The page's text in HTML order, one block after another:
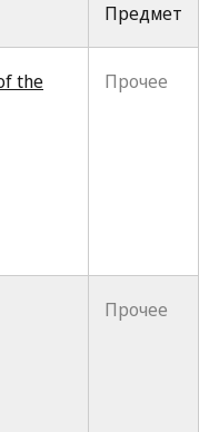
Предмет
the
Прочее
Прочее